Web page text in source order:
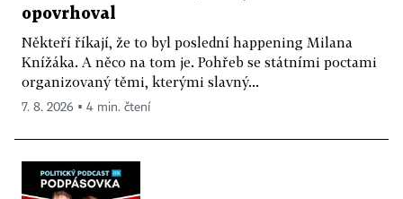
opovrhoval
Někteří říkají, že to byl poslední happening Milana
Knížáka. A něco na tom je. Pohřeb se státními poctami
organizovaný těmi, kterými slavný...
7. 8. 2026 ▪ 4 min. čtení